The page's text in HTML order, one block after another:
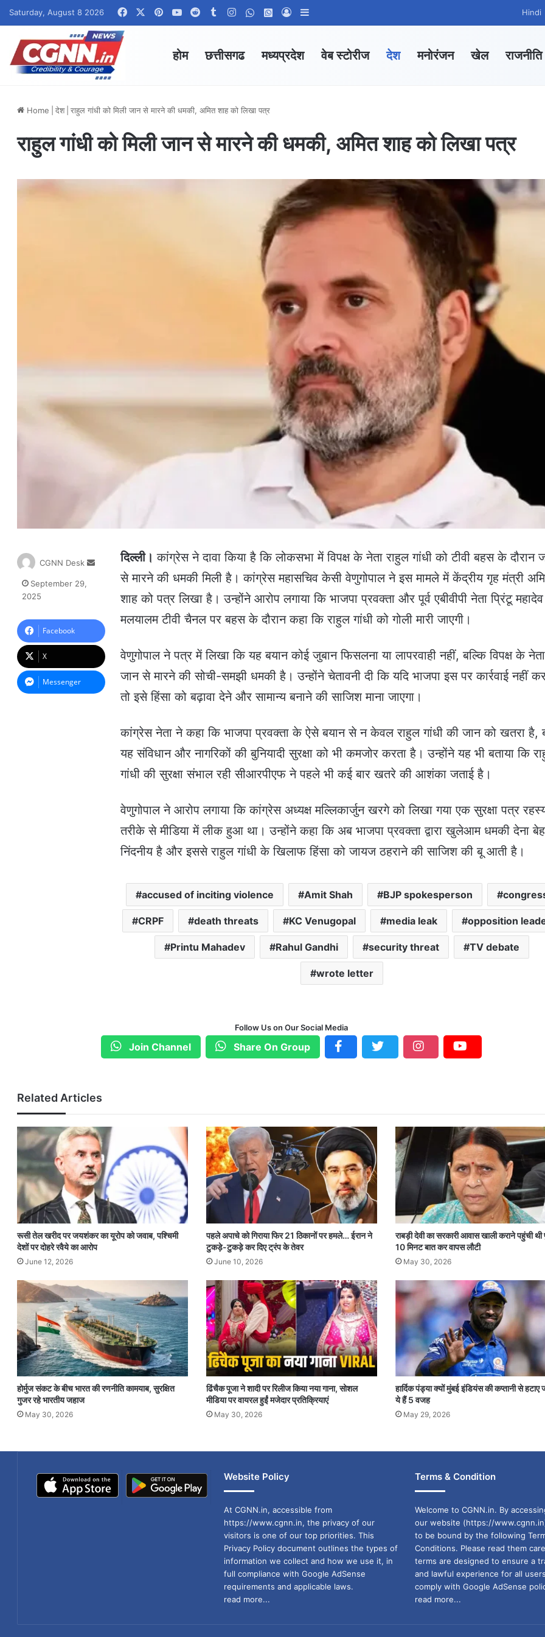
Saturday, August 8 2026 FacebookPinterestYouTubeRedditTumblrInstagramWhatsApp Channel
WhatsApp Group
Log In Hindi
होम छत्तीसगढ मध्यप्रदेश वेब स्टोरीज देश मनोरंजन खेल राजनीति
Home देश राहुल गांधी को मिली जान से मारने की धमकी, अमित शाह को लिखा पत्र
राहुल गांधी को मिली जान से मारने की धमकी, अमित शाह को लिखा पत्र
दिल्ली। कांग्रेस ने दावा किया है कि लोकसभा में विपक्ष के नेता राहुल गांधी को टीवी बहस के दौरान
से मारने की धमकी मिली है। कांग्रेस महासचिव केसी वेणुगोपाल ने इस मामले में केंद्रीय गृह मंत्री
शाह को पत्र लिखा है। उन्होंने आरोप लगाया कि भाजपा प्रवक्ता और पूर्व एबीवीपी नेता प्रिंटू
मलयालम टीवी चैनल पर बहस के दौरान कहा कि राहुल गांधी को गोली मारी जाएगी।
वेणुगोपाल ने पत्र में लिखा कि यह बयान कोई जुबान फिसलना या लापरवाही नहीं, बल्कि विपक्ष के
जान से मारने की सोची-समझी धमकी है। उन्होंने चेतावनी दी कि यदि भाजपा इस पर कार्रवाई नहीं
तो इसे हिंसा को बढ़ावा देने और सामान्य बनाने की साजिश माना जाएगा।
कांग्रेस नेता ने कहा कि भाजपा प्रवक्ता के ऐसे बयान से न केवल राहुल गांधी की जान को खतरा है,
यह संविधान और नागरिकों की बुनियादी सुरक्षा को भी कमजोर करता है। उन्होंने यह भी बताया कि
गांधी की सुरक्षा संभाल रही सीआरपीएफ ने पहले भी कई बार खतरे की आशंका जताई है।
वेणुगोपाल ने आरोप लगाया कि कांग्रेस अध्यक्ष मल्लिकार्जुन खरगे को लिखा गया एक सुरक्षा पत्र
तरीके से मीडिया में लीक हुआ था। उन्होंने कहा कि अब भाजपा प्रवक्ता द्वारा खुलेआम धमकी देना
निंदनीय है और इससे राहुल गांधी के खिलाफ हिंसा को जायज ठहराने की साजिश की बू आती है।
accused of inciting violence Amit Shah BJP spokesperson
CRPF death threats KC Venugopal media leak opposition
Printu Mahadev Rahul Gandhi security threat TV debate
wrote letter
CGNN Desk
e
m
a
September 29,
2025
Facebook
X
Messenger
Follow Us on Our Social Media
Join Channel Share On Group
Related Articles
रूसी तेल खरीद पर जयशंकर का यूरोप को जवाब, पश्चिमी
देशों पर दोहरे रवैये का आरोप
June 12, 2026
पहले अपाचे को गिराया फिर 21 ठिकानों पर हमले… ईरान ने
टुकड़े-टुकड़े कर दिए ट्रंप के तेवर
June 10, 2026
राबड़ी देवी का सरकारी आवास खाली कराने पहुंची
10 मिनट बात कर वापस लौटी
May 30, 2026
होर्मुज संकट के बीच भारत की रणनीति कामयाब, सुरक्षित
गुजर रहे भारतीय जहाज
May 30, 2026
ढिंचैक पूजा ने शादी पर रिलीज किया नया गाना, सोशल
मीडिया पर वायरल हुईं मजेदार प्रतिक्रियाएं
May 30, 2026
हार्दिक पंड्या क्यों मुंबई इंडियंस की कप्तानी से हटाए
ये हैं 5 वजह
May 29, 2026
Website Policy
At CGNN.in, accessible from
https://www.cgnn.in, the privacy of our
visitors is one of our top priorities. This
Privacy Policy document outlines the types of
information we collect and how we use it, in
full compliance with Google AdSense
requirements and applicable laws.
read more...
Terms & Condition
Welcome to CGNN.in. By
our website (https://
to be bound by the following
Conditions. Please read them
terms are designed to ensure a
and lawful experience for all
comply with Google AdSense
read more...